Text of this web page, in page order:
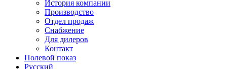
История компании
Производство
Отдел продаж
Cнабжение
Для дилеров
Контакт
Полевой показ
Русский